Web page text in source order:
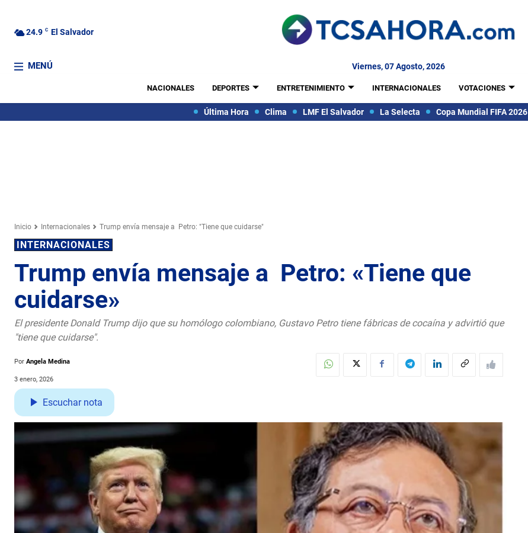
24.9 C El Salvador
MENÚ Viernes, 07 Agosto, 2026
NACIONALES DEPORTES ENTRETENIMIENTO INTERNACIONALES VOTACIONES
Última Hora Clima LMF El Salvador La Selecta Copa Mundial FIFA 2026
Inicio Internacionales Trump envía mensaje a Petro: "Tiene que cuidarse"
INTERNACIONALES
Trump envía mensaje a Petro: «Tiene que
cuidarse»
El presidente Donald Trump dijo que su homólogo colombiano, Gustavo Petro tiene fábricas de cocaína y advirtió que
"tiene que cuidarse".
Por Angela Medina
3 enero, 2026
Escuchar nota